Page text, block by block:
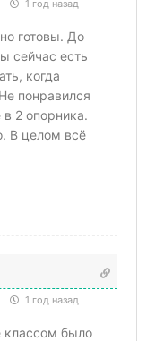
1 год назад
готовы. До
сейчас есть
когда
понравился
2 опорника.
В целом всё
1 год назад
классом было